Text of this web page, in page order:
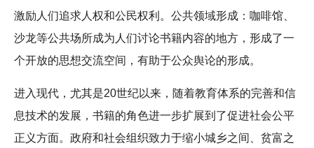
激励人们追求人权和公民权利。公共领域形成：咖啡馆、
沙龙等公共场所成为人们讨论书籍内容的地方，形成了一
个开放的思想交流空间，有助于公众舆论的形成。
进入现代，尤其是20世纪以来，随着教育体系的完善和信
息技术的发展，书籍的角色进一步扩展到了促进社会公平
正义方面。政府和社会组织致力于缩小城乡之间、贫富之